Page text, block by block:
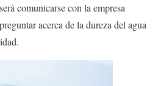
comunicarse con la empresa
acerca de la dureza del agua